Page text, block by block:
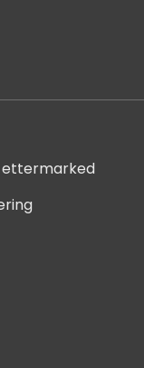
ettermarked